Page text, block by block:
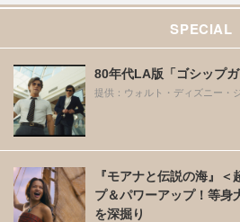
SPECIAL
80年代LA版「ゴシップ
提供：ウォルト・ディズニー・
『モアナと伝説の海』
プ＆パワーアップ！等身
を深掘り